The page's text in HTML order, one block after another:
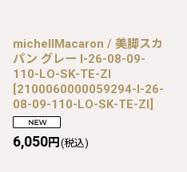
michellMacaron / 美脚スカ
パン グレー I-26-08-09-
110-LO-SK-TE-ZI
[2100060000059294-I-26-
08-09-110-LO-SK-TE-ZI]
6,050円 (税込)